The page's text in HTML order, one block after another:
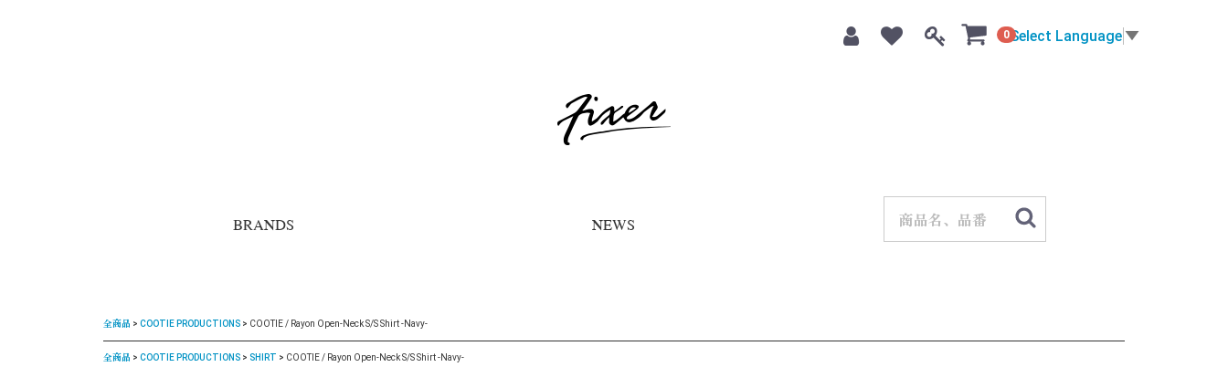
0 Select Language ▼
BRANDS NEWS
全商品 COOTIE PRODUCTIONS COOTIE / Rayon Open-Neck S/S Shirt -Navy-
全商品 COOTIE PRODUCTIONS SHIRT COOTIE / Rayon Open-Neck S/S Shirt -Navy-